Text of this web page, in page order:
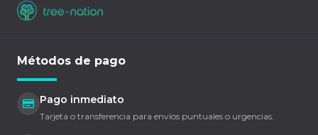
Métodos de pago
Pago inmediato
Tarjeta o transferencia para envíos puntuales o urgencias.